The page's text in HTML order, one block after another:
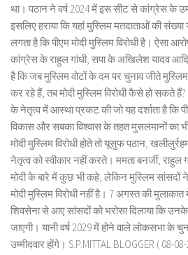
था। पठान ने वर्ष 2024 में इस सीट से कांग्रेस के
इसलिए हराया कि यहां मुस्लिम मतदाताओं की
लगता है कि पीएम मोदी मुस्लिम विरोधी है। ऐसा
कांग्रेस के राहुल गांधी, सपा के अखिलेश यादव
है कि जब मुस्लिम वोटों के दम पर चुनाव जीते मुस्लिम
कर रहे हैं, तब मोदी मुस्लिम विरोधी कैसे हो सकते हैं?
के नेतृत्व में आस्था प्रकट की जो यह दर्शाता है कि
विकास और सबका विश्वास के तहत मुसलमानों का
मोदी मुस्लिम विरोधी होते तो यूसुफ पठान,
नेतृत्व को स्वीकार नहीं करते। ममता बनर्जी,
मोदी के बारे में कुछ भी कहे, लेकिन मुस्लिम सांसदों ने
मोदी मुस्लिम विरोधी नहीं है। 7 अगस्त की
शिवसेना से आए सांसदों को भरोसा दिलाया कि उनके
जाएगी। यानी वर्ष 2029 में होने वाले लोकसभा के
उम्मीदवार होंगे। S.P.MITTAL BLOGGER ( 08-